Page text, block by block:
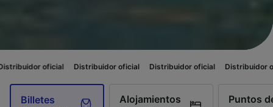
Distribuidor oficial Distribuidor oficial Distribuidor oficial
Billetes Alojamientos Puntos